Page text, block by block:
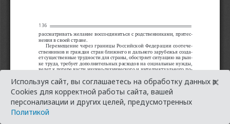
Используя сайт, вы соглашаетесь на обработку данных в
Cookies для корректной работы сайта, вашей
персонализации и других целей, предусмотренных
Политикой
×